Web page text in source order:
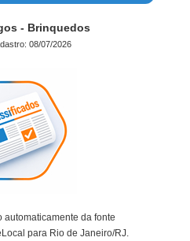
- Brinquedos
08/07/2026
automaticamente da fonte
para Rio de Janeiro/RJ.